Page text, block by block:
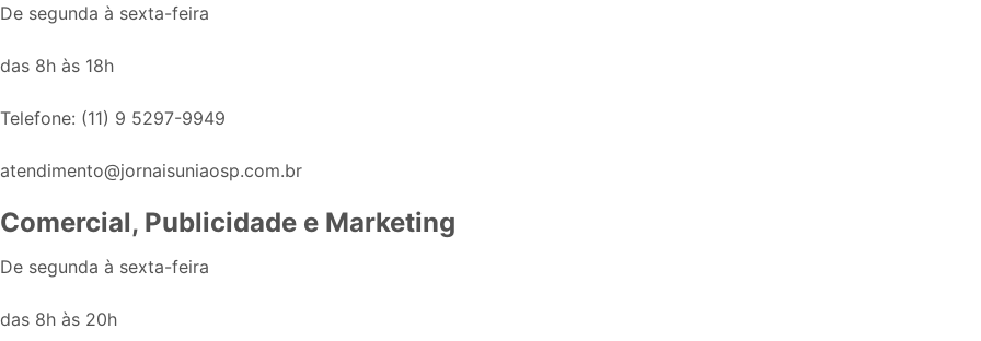
De segunda à sexta-feira
das 8h às 18h
Telefone: (11) 9 5297-9949
atendimento@jornaisuniaosp.com.br
Comercial, Publicidade e Marketing
De segunda à sexta-feira
das 8h às 20h